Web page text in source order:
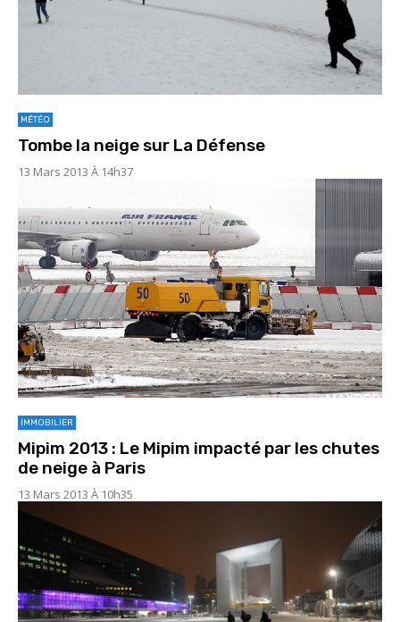
MÉTÉO
Tombe la neige sur La Défense
13 Mars 2013 À 14h37
IMMOBILIER
Mipim 2013 : Le Mipim impacté par les chutes
de neige à Paris
13 Mars 2013 À 10h35